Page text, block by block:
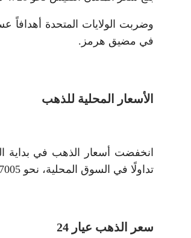
وضربت الولايات المتحدة أهدافاً
في مضيق هرمز.
الأسعار المحلية للذهب
تداولًا في السوق المحلية، نحو 7005 جنيهات، وذلك وفقًا لآخر تحديث صادر عن منصة «آي صاغة».
سعر الذهب عيار 24